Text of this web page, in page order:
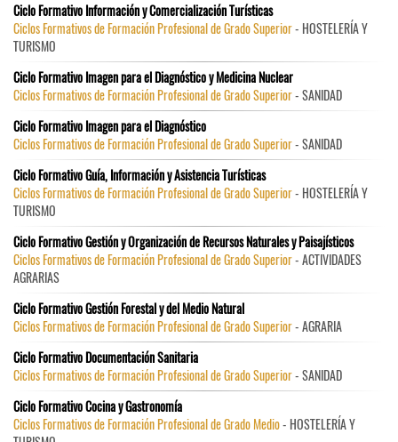
Ciclo Formativo Información y Comercialización Turísticas
Ciclos Formativos de Formación Profesional de Grado Superior- HOSTELERÍA Y
TURISMO
Ciclo Formativo Imagen para el Diagnóstico y Medicina Nuclear
Ciclos Formativos de Formación Profesional de Grado Superior- SANIDAD
Ciclo Formativo Imagen para el Diagnóstico
Ciclos Formativos de Formación Profesional de Grado Superior- SANIDAD
Ciclo Formativo Guía, Información y Asistencia Turísticas
Ciclos Formativos de Formación Profesional de Grado Superior- HOSTELERÍA Y
TURISMO
Ciclo Formativo Gestión y Organización de Recursos Naturales y Paisajísticos
Ciclos Formativos de Formación Profesional de Grado Superior- ACTIVIDADES
AGRARIAS
Ciclo Formativo Gestión Forestal y del Medio Natural
Ciclos Formativos de Formación Profesional de Grado Superior- AGRARIA
Ciclo Formativo Documentación Sanitaria
Ciclos Formativos de Formación Profesional de Grado Superior- SANIDAD
Ciclo Formativo Cocina y Gastronomía
Ciclos Formativos de Formación Profesional de Grado Medio- HOSTELERÍA Y